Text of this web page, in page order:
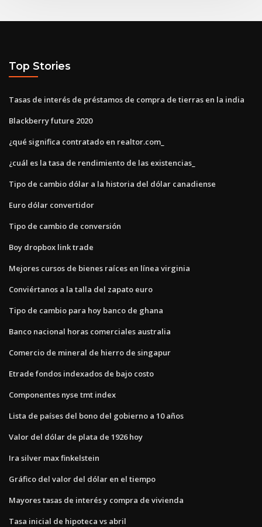
Top Stories
Tasas de interés de préstamos de compra de tierras en la india
Blackberry future 2020
¿qué significa contratado en realtor.com_
¿cuál es la tasa de rendimiento de las existencias_
Tipo de cambio dólar a la historia del dólar canadiense
Euro dólar convertidor
Tipo de cambio de conversión
Boy dropbox link trade
Mejores cursos de bienes raíces en línea virginia
Conviértanos a la talla del zapato euro
Tipo de cambio para hoy banco de ghana
Banco nacional horas comerciales australia
Comercio de mineral de hierro de singapur
Etrade fondos indexados de bajo costo
Componentes nyse tmt index
Lista de países del bono del gobierno a 10 años
Valor del dólar de plata de 1926 hoy
Ira silver max finkelstein
Gráfico del valor del dólar en el tiempo
Mayores tasas de interés y compra de vivienda
Tasa inicial de hipoteca vs abril